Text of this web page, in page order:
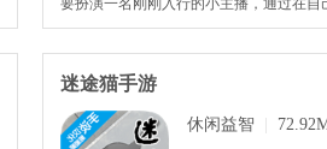
要扮演一名刚刚入行的小主播，通过在自
才艺，提升人气.
迷途猫手游
休闲益智